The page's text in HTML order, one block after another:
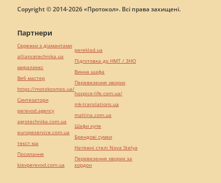
Copyright © 2014-2026 «Протокол». Всі права захищені.
Партнери
Сережки з діамантами
alliancetechnika.ua
миралинкс
Веб мастер
https://motokosmos.ua/
Синтезатори
perevod.agency
agrotechnika.com.ua
europeservice.com.ua
текст юа
Посилання
kievperevod.com.ua
pereklad.ua
Підготовка до НМТ / ЗНО
Винна шафа
Перевезення хворих
hospice-life.com.ua/
mk-translations.ua
maltina.com.ua
Шафи купе
Брендові сумки
Натяжні стелі Nova Stelya
Перевезення хворих за
кордон